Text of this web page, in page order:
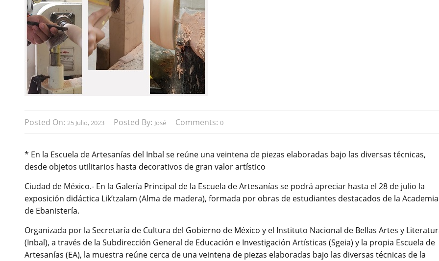
Posted On: 25 Julio, 2023 Posted By: José Comments: 0
* En la Escuela de Artesanías del Inbal se reúne una veintena de piezas elaboradas bajo las diversas técnicas,
desde objetos utilitarios hasta decorativos de gran valor artístico
Ciudad de México.- En la Galería Principal de la Escuela de Artesanías se podrá apreciar hasta el 28 de julio la
exposición didáctica Lik’tzalam (Alma de madera), formada por obras de estudiantes destacados de la Academia
de Ebanistería.
Organizada por la Secretaría de Cultura del Gobierno de México y el Instituto Nacional de Bellas Artes y
(Inbal), a través de la Subdirección General de Educación e Investigación Artísticas (Sgeia) y la propia Escuela de
Artesanías (EA), la muestra reúne cerca de una veintena de piezas elaboradas bajo las diversas técnicas de la